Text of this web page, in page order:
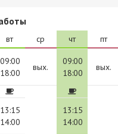
вт
09:00
18:00
13:15
14:00
ср
вых.
чт
09:00
18:00
13:15
14:00
пт
вых.